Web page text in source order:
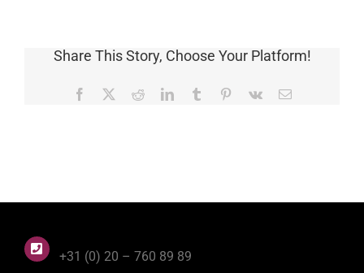
Share This Story, Choose Your Platform!
Facebook RedditLinkedInTumblr Pinterest
Vk
E-
+31 (0) 20 – 760 89 89